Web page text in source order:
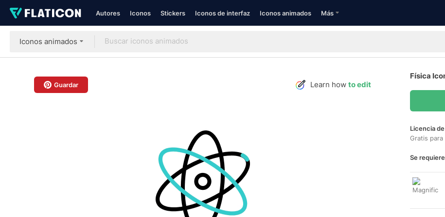
Autores Iconos Stickers Iconos de interfaz Iconos animados Más
Iconos animados
Guardar Learn how to edit
Física
Licencia
Gratis
Se